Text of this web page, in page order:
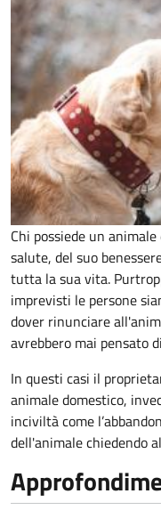
Chi possiede un
salute, del suo
tutta la sua vita.
imprevisti le persone
dover rinunciare
avrebbero mai pensato
In questi casi il
animale domestico,
inciviltà come
dell'animale chiedendo